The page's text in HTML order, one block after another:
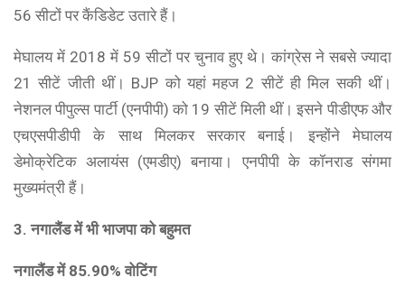
56 सीटों पर कैंडिडेट उतारे हैं।
मेघालय में 2018 में 59 सीटों पर चुनाव हुए थे। कांग्रेस ने सबसे ज्यादा
21 सीटें जीती थीं। BJP को यहां महज 2 सीटें ही मिल सकी थीं।
नेशनल पीपुल्स पार्टी (एनपीपी) को 19 सीटें मिली थीं। इसने पीडीएफ और
एचएसपीडीपी के साथ मिलकर सरकार बनाई। इन्होंने मेघालय
डेमोक्रेटिक अलायंस (एमडीए) बनाया। एनपीपी के कॉनराड संगमा
मुख्यमंत्री हैं।
3. नगालैंड में भी भाजपा को बहुमत
नगालैंड में 85.90% वोटिंग